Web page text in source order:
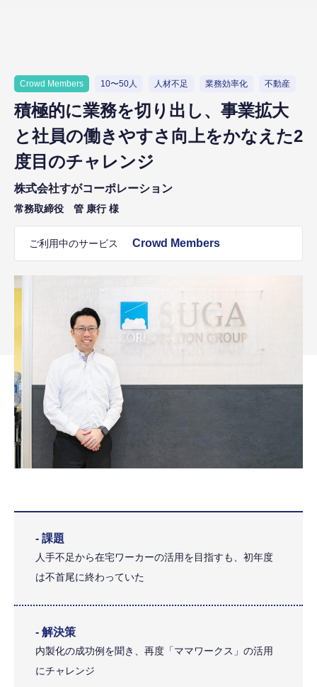
Crowd Members 10〜50人 人材不足 業務効率化 不動産
積極的に業務を切り出し、事業拡大
と社員の働きやすさ向上をかなえた2
度目のチャレンジ
株式会社すがコーポレーション
常務取締役 管 康行 様
ご利用中のサービス Crowd Members
- 課題
人手不足から在宅ワーカーの活用を目指すも、初年度
は不首尾に終わっていた
- 解決策
内製化の成功例を聞き、再度「ママワークス」の活用
にチャレンジ